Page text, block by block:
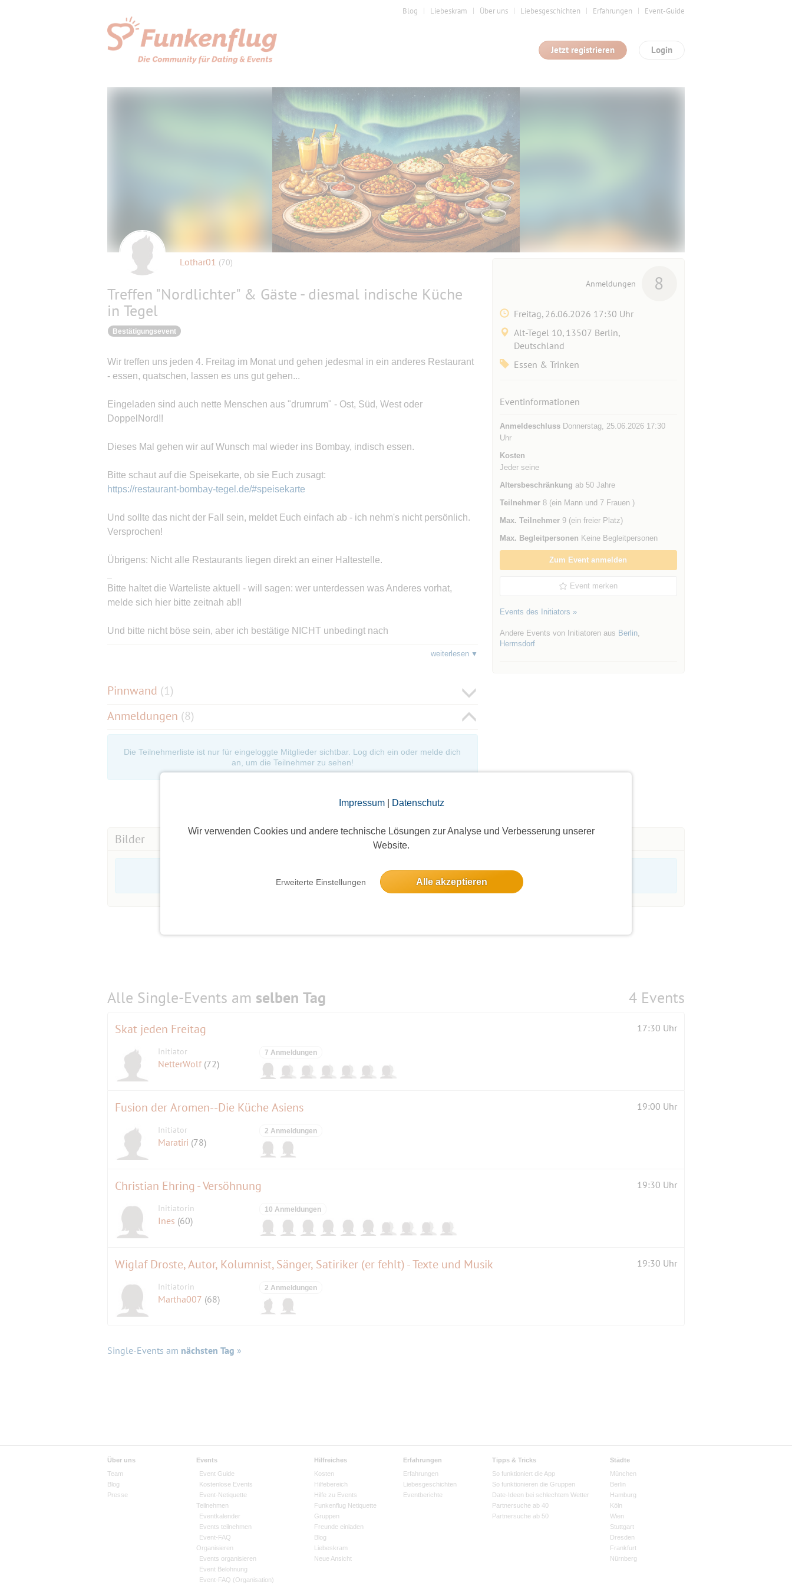
Impressum| Datenschutz
Wir verwenden Cookies und andere technische Lösungen zur Analyse und Verbesserung unserer
Website.
Erweiterte Einstellungen Alle akzeptieren
Blog Liebeskram Über uns Liebesgeschichten Erfahrungen Event-Guide
Login
Jetzt registrieren
Lothar01 (70)
Treffen "Nordlichter" & Gäste - diesmal indische Küche
in Tegel
Bestätigungsevent
Wir treffen uns jeden 4. Freitag im Monat und gehen jedesmal in ein anderes Restaurant
- essen, quatschen, lassen es uns gut gehen...
Eingeladen sind auch nette Menschen aus "drumrum" - Ost, Süd, West oder
DoppelNord!!
Dieses Mal gehen wir auf Wunsch mal wieder ins Bombay, indisch essen.
Bitte schaut auf die Speisekarte, ob sie Euch zusagt:
https://restaurant-bombay-tegel.de/#speisekarte
Und sollte das nicht der Fall sein, meldet Euch einfach ab - ich nehm's nicht persönlich.
Versprochen!
Übrigens: Nicht alle Restaurants liegen direkt an einer Haltestelle.
Bitte haltet die Warteliste aktuell - will sagen: wer unterdessen was Anderes vorhat,
melde sich hier bitte zeitnah ab!!
Und bitte nicht böse sein, aber ich bestätige NICHT unbedingt nach
• Geruch,
weiterlesen
Pinnwand (1)
Anmeldungen (8)
Die Teilnehmerliste ist nur für eingeloggte Mitglieder sichtbar. Log dich ein oder melde dich
an, um die Teilnehmer zu sehen!
Anmeldungen 8
Freitag, 26.06.2026 17:30 Uhr
Alt-Tegel 10, 13507 Berlin,
Deutschland
Essen & Trinken
Eventinformationen
AnmeldeschlussDonnerstag, 25.06.2026 17:30
Uhr
Kosten
Jeder seine
Altersbeschränkung ab 50 Jahre
Teilnehmer8 (ein Mann und 7 Frauen )
Max. Teilnehmer9 (ein freier Platz)
Max. Begleitpersonen Keine Begleitpersonen
Zum Event anmelden
Event merken
Events des Initiators »
Andere Events von Initiatoren aus Berlin,
Hermsdorf
Bilder
Die Bildergalerien sind nur für eingeloggte Mitglieder sichtbar.
Alle Single-Events am selben Tag 4 Events
Skat jeden Freitag 17:30 Uhr
Initiator
NetterWolf (72)
7 Anmeldungen
Fusion der Aromen--Die Küche Asiens 19:00 Uhr
Initiator
Maratiri (78)
2 Anmeldungen
Christian Ehring - Versöhnung 19:30 Uhr
Initiatorin
Ines (60)
10 Anmeldungen
Wiglaf Droste, Autor, Kolumnist, Sänger, Satiriker (er fehlt) - Texte und Musik 19:30 Uhr
Initiatorin
Martha007 (68)
2 Anmeldungen
Single-Events am nächsten Tag »
Über uns
Team
Blog
Presse
Events
Event Guide
Kostenlose Events
Event-Netiquette
Teilnehmen
Eventkalender
Events teilnehmen
Event-FAQ
Organisieren
Events organisieren
Event Belohnung
Event-FAQ (Organisation)
Hilfreiches
Kosten
Hilfebereich
Hilfe zu Events
Funkenflug Netiquette
Gruppen
Freunde einladen
Blog
Liebeskram
Neue Ansicht
Erfahrungen
Erfahrungen
Liebesgeschichten
Eventberichte
Tipps & Tricks
So funktioniert die App
So funktionieren die Gruppen
Date-Ideen bei schlechtem Wetter
Partnersuche ab 40
Partnersuche ab 50
Städte
München
Berlin
Hamburg
Köln
Wien
Stuttgart
Dresden
Frankfurt
Nürnberg